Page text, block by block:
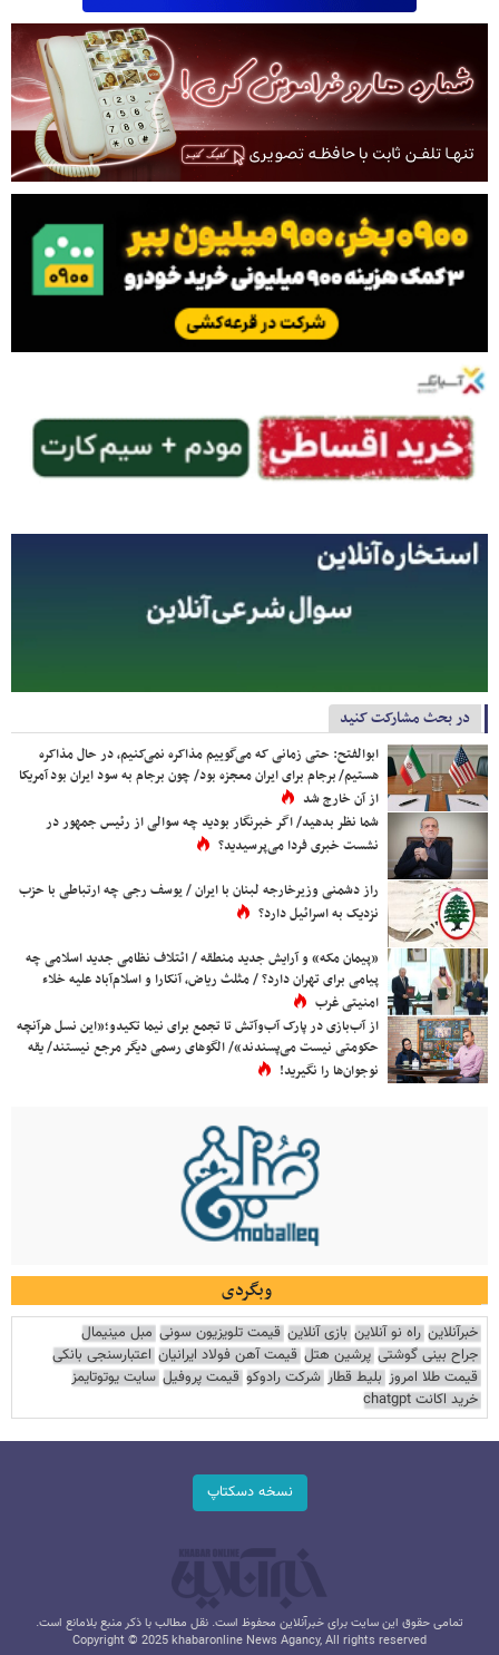
در بحث مشارکت کنید
ابوالفتح: حتی زمانی که می‌گوییم مذاکره نمی‌کنیم، در حال مذاکره
هستیم/ برجام برای ایران معجزه بود/ چون برجام به سود ایران بود آمریکا
از آن خارج شد
شما نظر بدهید/ اگر خبرنگار بودید چه سوالی از رئیس جمهور در
نشست خبری فردا می‌پرسیدید؟
راز دشمنی وزیرخارجه لبنان با ایران / یوسف رجی چه ارتباطی با حزب
نزدیک به اسرائیل دارد؟
«پیمان مکه» و آرایش جدید منطقه / ائتلاف نظامی جدید اسلامی چه
پیامی برای تهران دارد؟ / مثلث ریاض، آنکارا و اسلام‌آباد علیه خلاء
امنیتی غرب
از آب‌بازی در پارک آب‌وآتش تا تجمع برای نیما تکیدو؛«این نسل هرآنچه
حکومتی نیست می‌پسندند»/ الگوهای رسمی دیگر مرجع نیستند/ یقه
نوجوان‌ها را نگیرید!
وبگردی
خبرآنلاین راه نو آنلاین بازی آنلاین قیمت تلویزیون سونی مبل مینیمال
جراح بینی گوشتی پرشین هتل قیمت آهن فولاد ایرانیان اعتبارسنجی بانکی
قیمت طلا امروز بلیط قطار شرکت رادوکو قیمت پروفیل سایت یوتوتایمز
خرید اکانت chatgpt
نسخه دسکتاپ
تمامی حقوق این سایت برای خبرآنلاین محفوظ است. نقل مطالب با ذکر منبع بلامانع است.
Copyright © 2025 khabaronline News Agancy, All rights reserved